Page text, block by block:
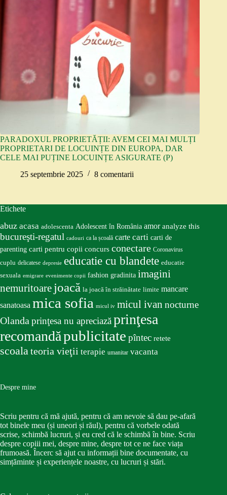
PARADOXUL PROPRIETĂȚII: AVEM CEI MAI MULȚI
PROPRIETARI DE LOCUINȚE DIN EUROPA, DAR
CELE MAI PUȚINE LOCUINȚE ASIGURATE (P)
25 septembrie 2025
8 comentarii
Etichete
abuz acasa adolescenta Adolescent în România amor analyze this
bucureşti-regatul cadouri ca la școală carte carti carti de
parenting carti pentru copii concurs conectare Coronavirus
cuplu delicatese depresie educatie cu blandete educatie
sexuala emigrare evenimente copii fashion gradinita imagini
nemuritoare joacă la joacă în străinătate limite mancare
sanatoasa mica sofia micul iv micul ivan nocturne
Olandaprinţesa nu apreciazăprinţesa
recomandăpublicitate pîntec retete
scoalateoria vieţii terapie umanitar vacanta
Despre mine
Scriu pentru că mă ajută, pentru că am nevoie să dau pe-afară
tot binele meu (și uneori și răul), pentru că vorbele odată
scrise, schimbă lucruri, și eu cred că le schimbă în bine. Scriu
despre copiii mei, despre mine, despre tot ce ne face viața
frumoasă. Încerc să ajut cu informații bine documentate, cu
simțăminte și experiențele noastre, cu lucruri și stări.